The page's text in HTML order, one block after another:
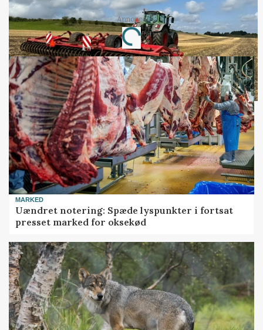
Annonce
Loading...
MARKED
Uændret notering: Spæde lyspunkter i fortsat
presset marked for oksekød